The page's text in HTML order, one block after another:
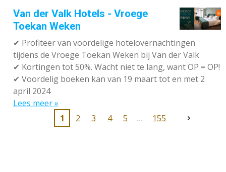
Van der Valk Hotels - Vroege
Toekan Weken
✔ Profiteer van voordelige hotelovernachtingen
tijdens de Vroege Toekan Weken bij Van der Valk
✔ Kortingen tot 50%. Wacht niet te lang, want OP = OP!
✔ Voordelig boeken kan van 19 maart tot en met 2
april 2024
Lees meer »
1
2 3 4 5 155